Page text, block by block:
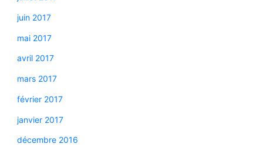
juin 2017
mai 2017
avril 2017
mars 2017
février 2017
janvier 2017
décembre 2016